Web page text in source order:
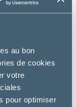
au bon
de cookies
votre
pour optimiser